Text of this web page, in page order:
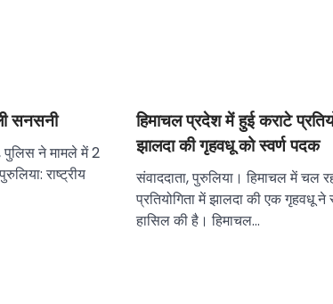
सनसनी
पुलिस ने मामले में 2
राष्ट्रीय
हिमाचल प्रदेश में हुई कराटे
झालदा की गृहवधू को स्वर्ण पदक
संवाददाता, पुरुलिया। हिमाचल में चल
प्रतियोगिता में झालदा की एक गृहवधू ने
हासिल की है। हिमाचल…